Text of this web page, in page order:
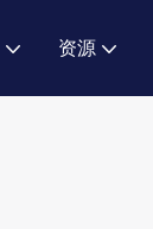
资源